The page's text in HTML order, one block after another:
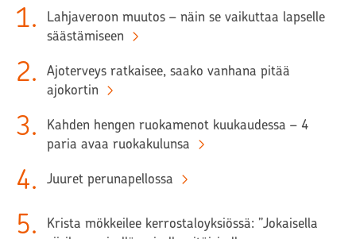
1.
Lahjaveroon muutos – näin se vaikuttaa lapselle
säästämiseen
2.
Ajoterveys ratkaisee, saako vanhana pitää
ajokortin
3.
Kahden hengen ruokamenot kuukaudessa – 4
paria avaa ruokakulunsa
4. Juuret perunapellossa
5.
Krista mökkeilee kerrostaloyksiössä: ”Jokaisella